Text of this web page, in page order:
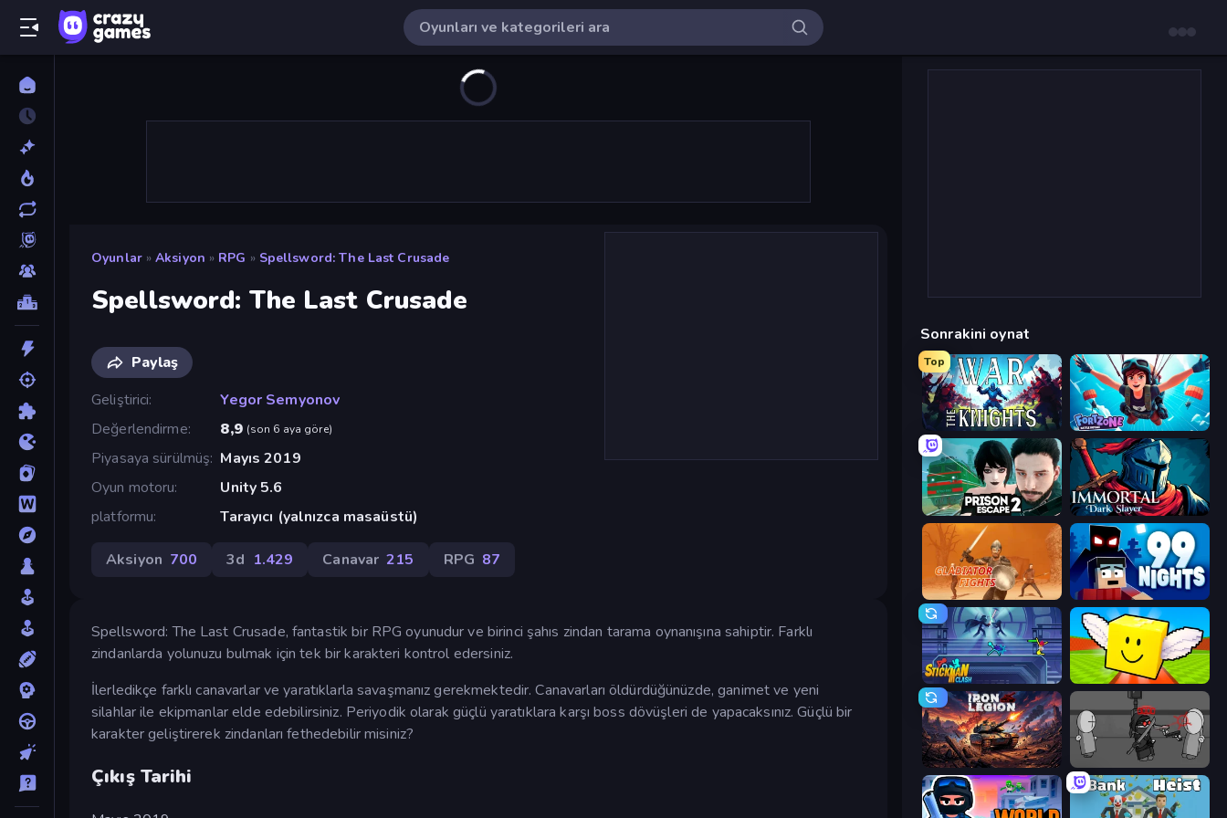
Oyunlar » Aksiyon » RPG » Spellsword: The Last Crusade
Spellsword: The Last Crusade
Paylaş
Geliştirici
Yegor Semyonov
Değerlendirme
8,9 (son 6 aya göre)
Piyasaya sürülmüş Mayıs 2019
Oyun motoru
Unity 5.6
platformu
Tarayıcı (yalnızca masaüstü)
Aksiyon 700 3d 1.429 Canavar 215 RPG 87
Spellsword: The Last Crusade, fantastik bir RPG oyunudur ve birinci şahıs zindan tarama oynanışına sahiptir. Farklı
zindanlarda yolunuzu bulmak için tek bir karakteri kontrol edersiniz.
İlerledikçe farklı canavarlar ve yaratıklarla savaşmanız gerekmektedir. Canavarları öldürdüğünüzde, ganimet ve yeni
silahlar ile ekipmanlar elde edebilirsiniz. Periyodik olarak güçlü yaratıklara karşı boss dövüşleri de yapacaksınız. Güçlü bir
karakter geliştirerek zindanları fethedebilir misiniz?
Çıkış Tarihi
Sonrakini oynat
Top
War the Knights Fortzone Battle Royale
Prison Escape 2 Immortal: Dark Slayer
Gladiator Fights 99 Nights (Bloxd.io)
Stickman Clash Lucky Brainrot Blocks Online
Iron Legion Madness Project Nexus